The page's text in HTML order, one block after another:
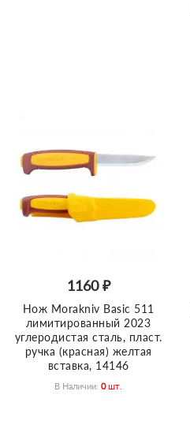
1160 ₽
Нож Morakniv Basic 511
лимитированный 2023
углеродистая сталь, пласт.
ручка (красная) желтая
вставка, 14146
В Наличии: 0 Шт.